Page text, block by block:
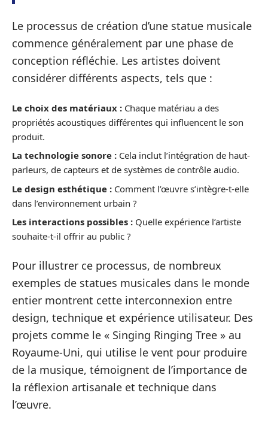
Le processus de création d’une statue musicale
commence généralement par une phase de
conception réfléchie. Les artistes doivent
considérer différents aspects, tels que :
Le choix des matériaux : Chaque matériau a des
propriétés acoustiques différentes qui influencent le son
produit.
La technologie sonore : Cela inclut l’intégration de haut-
parleurs, de capteurs et de systèmes de contrôle audio.
Le design esthétique : Comment l’œuvre s’intègre-t-elle
dans l’environnement urbain ?
Les interactions possibles : Quelle expérience l’artiste
souhaite-t-il offrir au public ?
Pour illustrer ce processus, de nombreux
exemples de statues musicales dans le monde
entier montrent cette interconnexion entre
design, technique et expérience utilisateur. Des
projets comme le « Singing Ringing Tree » au
Royaume-Uni, qui utilise le vent pour produire
de la musique, témoignent de l’importance de
la réflexion artisanale et technique dans
l’œuvre.